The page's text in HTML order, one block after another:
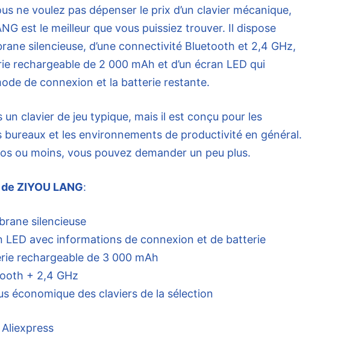
ne voulez pas dépenser le prix d’un clavier mécanique,
est le meilleur que vous puissiez trouver. Il dispose
silencieuse, d’une connectivité Bluetooth et 2,4 GHz,
rechargeable de 2 000 mAh et d’un écran LED qui
de connexion et la batterie restante.
un clavier de jeu typique, mais il est conçu pour les
bureaux et les environnements de productivité en général.
ou moins, vous pouvez demander un peu plus.
ZIYOU LANG:
silencieuse
LED avec informations de connexion et de batterie
rechargeable de 3 000 mAh
+ 2,4 GHz
économique des claviers de la sélection